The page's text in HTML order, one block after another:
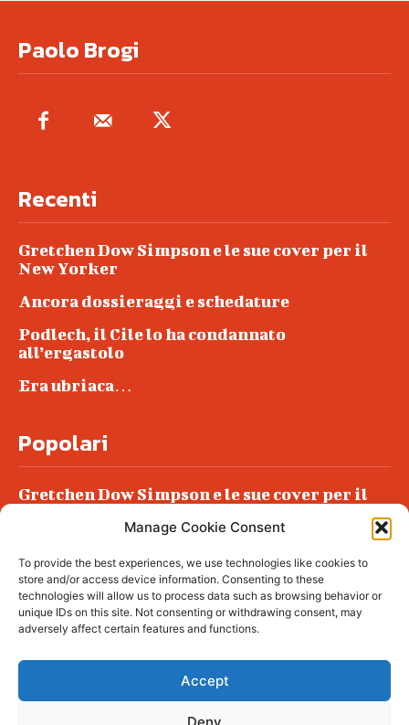
Manage Cookie Consent
To provide the best experiences, we use technologies like cookies to
store and/or access device information. Consenting to these
technologies will allow us to process data such as browsing behavior or
unique IDs on this site. Not consenting or withdrawing consent, may
adversely affect certain features and functions.
Accept
Deny
Paolo Brogi
Recenti
Gretchen Dow Simpson e le sue cover per il
New Yorker
Ancora dossieraggi e schedature
Podlech, il Cile lo ha condannato
all’ergastolo
Era ubriaca…
Popolari
Gretchen Dow Simpson e le sue cover per il
Podlech, il Cile lo ha condannato
all’ergastolo
Era ubriaca…